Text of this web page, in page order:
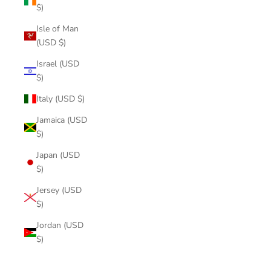
$)
Isle of Man
(USD $)
Israel (USD
$)
Italy (USD $)
Jamaica (USD
$)
Japan (USD
$)
Jersey (USD
$)
Jordan (USD
$)